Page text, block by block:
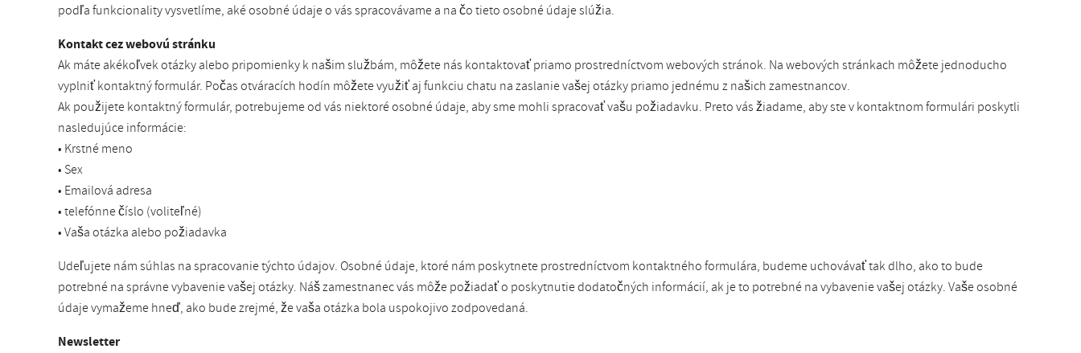
podľa funkcionality vysvetlíme, aké osobné údaje o vás spracovávame a na čo tieto osobné údaje slúžia.
Kontakt cez webovú stránku
Ak máte akékoľvek otázky alebo pripomienky k našim službám, môžete nás kontaktovať priamo prostredníctvom webových stránok. Na webových stránkach môžete jednoducho
vyplniť kontaktný formulár. Počas otváracích hodín môžete využiť aj funkciu chatu na zaslanie vašej otázky priamo jednému z našich zamestnancov.
Ak použijete kontaktný formulár, potrebujeme od vás niektoré osobné údaje, aby sme mohli spracovať vašu požiadavku. Preto vás žiadame, aby ste v kontaktnom formulári poskytli
nasledujúce informácie:
• Krstné meno
• Sex
• Emailová adresa
• telefónne číslo (voliteľné)
• Vaša otázka alebo požiadavka
Udeľujete nám súhlas na spracovanie týchto údajov. Osobné údaje, ktoré nám poskytnete prostredníctvom kontaktného formulára, budeme uchovávať tak dlho, ako to bude
potrebné na správne vybavenie vašej otázky. Náš zamestnanec vás môže požiadať o poskytnutie dodatočných informácií, ak je to potrebné na vybavenie vašej otázky. Vaše osobné
údaje vymažeme hneď, ako bude zrejmé, že vaša otázka bola uspokojivo zodpovedaná.
Newsletter